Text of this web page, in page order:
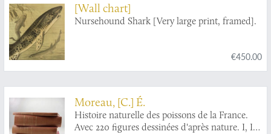
[Wall chart]
Nursehound Shark [Very large print, framed].
€450.00
Moreau, [C.] É.
Histoire naturelle des poissons de la France.
Avec 220 figures dessinées d'après nature. I, II,